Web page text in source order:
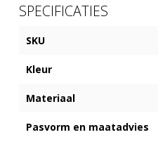
SPECIFICATIES
SKU
Kleur
Materiaal
Pasvorm en maatadvies